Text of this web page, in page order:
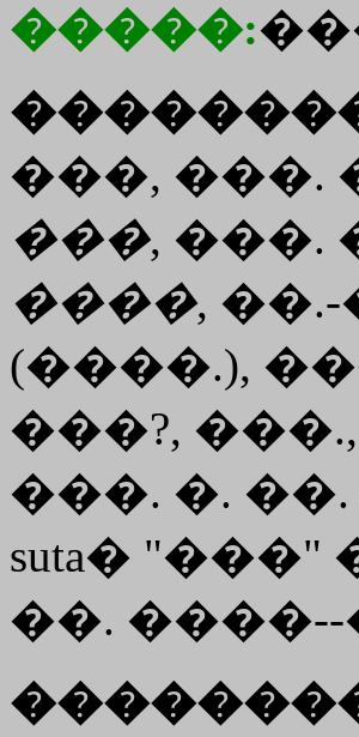
�����:
���, ���.
���, ���.
����,
(����.),
���?, ���.,
���. �. ��.
suta�
��. ����--